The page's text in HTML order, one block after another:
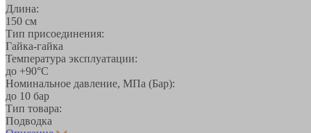
Длина:
150 см
Тип присоединения:
Гайка-гайка
Температура эксплуатации:
до +90°С
Номинальное давление, МПа (Бар):
до 10 бар
Тип товара:
Подводка